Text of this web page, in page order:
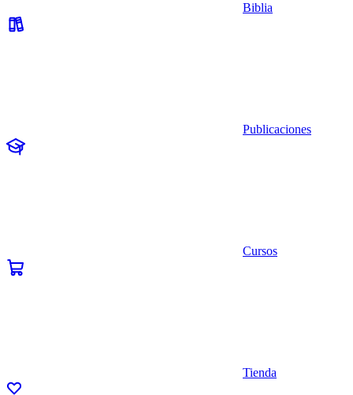
Biblia
Publicaciones
Cursos
Tienda